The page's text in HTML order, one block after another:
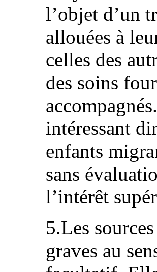
l’objet d’un
allouées à
celles des
des soins
intéressant
enfants
sans
l’intérêt
5.Les
graves au